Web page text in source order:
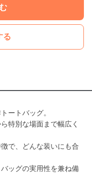
る
ートバッグ。
特別な場面まで幅広く
で、どんな装いにも合
ッグの実用性を兼ね備